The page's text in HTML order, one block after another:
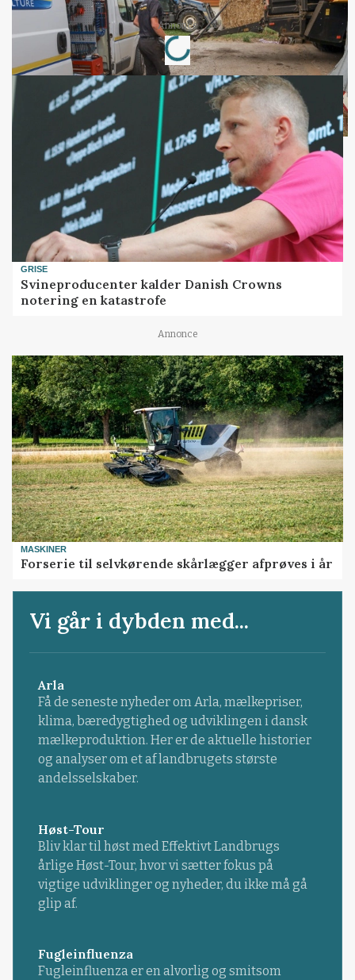
Annonce
Loading...
GRISE
Svineproducenter kalder Danish Crowns
notering en katastrofe
Annonce
MASKINER
Forserie til selvkørende skårlægger afprøves i år
Vi går i dybden med...
Arla
Få de seneste nyheder om Arla, mælkepriser,
klima, bæredygtighed og udviklingen i dansk
mælkeproduktion. Her er de aktuelle historier
og analyser om et af landbrugets største
andelsselskaber.
Høst-Tour
Bliv klar til høst med Effektivt Landbrugs
årlige Høst-Tour, hvor vi sætter fokus på
vigtige udviklinger og nyheder, du ikke må gå
glip af.
Fugleinfluenza
Fugleinfluenza er en alvorlig og smitsom